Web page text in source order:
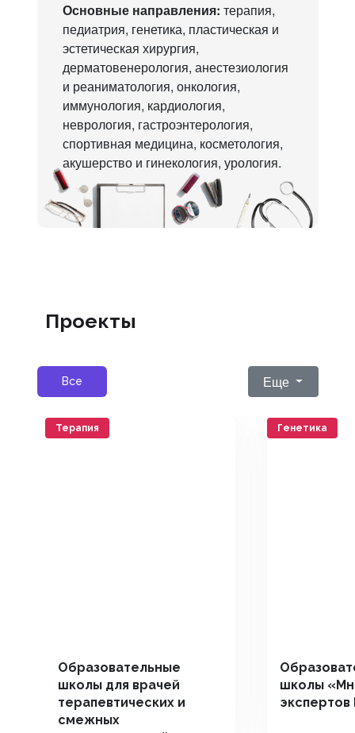
Основные направления: терапия,
педиатрия, генетика, пластическая и
эстетическая хирургия,
дерматовенерология, анестезиология
и реаниматология, онкология,
иммунология, кардиология,
неврология, гастроэнтерология,
спортивная медицина, косметология,
акушерство и гинекология, урология.
Проекты
Все Еще
Терапия
Образовательные
школы для врачей
терапевтических и
смежных
Генетика
школы